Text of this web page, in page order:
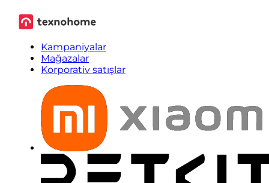
Kampaniyalar
Mağazalar
Korporativ satışlar